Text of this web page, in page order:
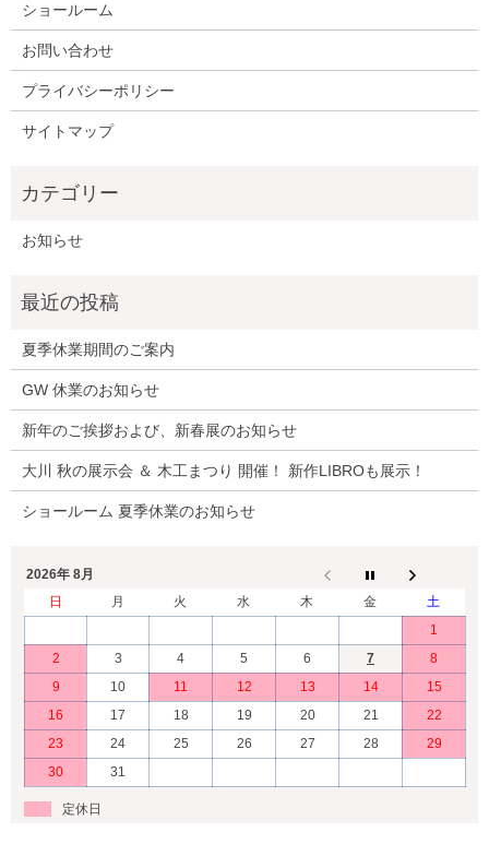
ショールーム
お問い合わせ
プライバシーポリシー
サイトマップ
お知らせ
夏季休業期間のご案内
GW 休業のお知らせ
新年のご挨拶および、新春展のお知らせ
大川 秋の展示会 ＆ 木工まつり 開催！ 新作LIBROも展示！
ショールーム 夏季休業のお知らせ
2026年 8月
日
月 火 水 木 金
土
1
2
3 4 5 6 7
8
9
10 11 12 13 14
15
16
17 18 19 20 21
22
23
24 25 26 27 28
29
30
31
定休日